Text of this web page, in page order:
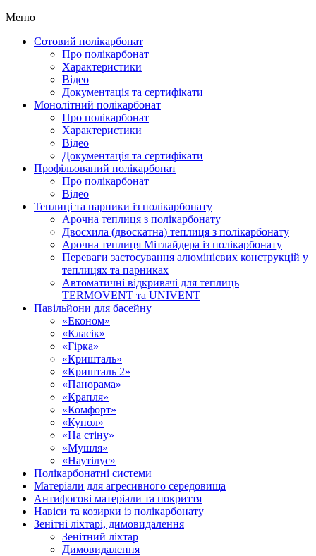
Меню
Сотовий полікарбонат
Про полікарбонат
Характеристики
Відео
Документація та сертифікати
Монолітний полікарбонат
Про полікарбонат
Характеристики
Відео
Документація та сертифікати
Профільований полікарбонат
Про полікарбонат
Відео
Теплиці та парники із полікарбонату
Арочна теплиця з полікарбонату
Двосхила (двоскатна) теплиця з полікарбонату
Арочна теплиця Мітлайдера із полікарбонату
Переваги застосування алюмінієвих конструкцій у
теплицях та парниках
Автоматичні відкривачі для теплиць
TERMOVENT та UNIVENT
Павільйони для басейну
«Економ»
«Класік»
«Гірка»
«Кришталь»
«Кришталь 2»
«Панорама»
«Крапля»
«Комфорт»
«Купол»
«На стіну»
«Мушля»
«Наутілус»
Полікарбонатні системи
Матеріали для агресивного середовища
Антифогові матеріали та покриття
Навіси та козирки із полікарбонату
Зенітні ліхтарі, димовидалення
Зенітний ліхтар
Димовидалення